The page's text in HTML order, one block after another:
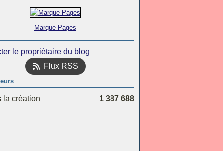
Marque Pages
le propriétaire du blog
Flux RSS
la création 1 387 688